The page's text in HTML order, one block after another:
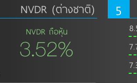
NVDR (ต่างชาติ)
NVDR ถือหุ้น
3.52%
5